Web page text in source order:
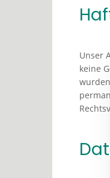
Unser
keine